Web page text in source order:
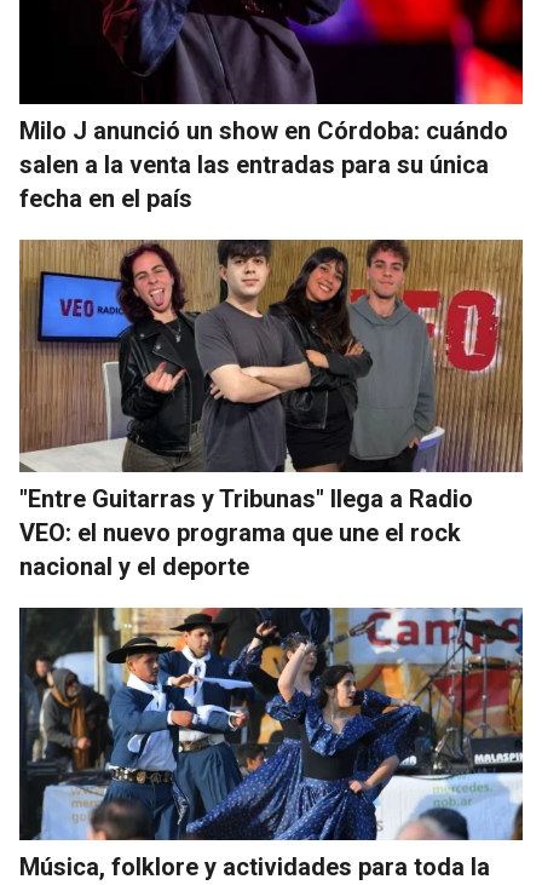
Milo J anunció un show en Córdoba: cuándo
salen a la venta las entradas para su única
fecha en el país
"Entre Guitarras y Tribunas" llega a Radio
VEO: el nuevo programa que une el rock
nacional y el deporte
Música, folklore y actividades para toda la